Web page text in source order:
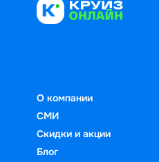
О компании
СМИ
Скидки и акции
Блог